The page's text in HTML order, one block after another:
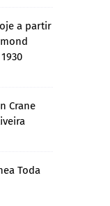
a partir
Crane
Toda